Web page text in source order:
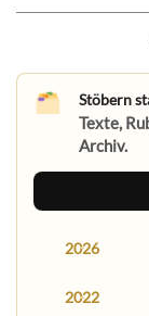
Stöbern
Texte,
Archiv.
2026
2022